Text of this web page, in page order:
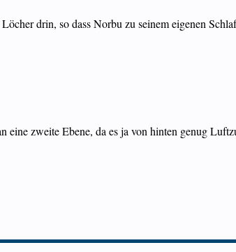
drin, so dass Norbu zu seinem eigenen
eine zweite Ebene, da es ja von hinten genug